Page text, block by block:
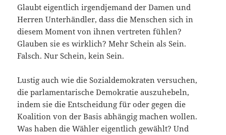
Glaubt eigentlich irgendjemand der Damen und
Herren Unterhändler, dass die Menschen sich in
diesem Moment von ihnen vertreten fühlen?
Glauben sie es wirklich? Mehr Schein als Sein.
Falsch. Nur Schein, kein Sein.
Lustig auch wie die Sozialdemokraten versuchen,
die parlamentarische Demokratie auszuhebeln,
indem sie die Entscheidung für oder gegen die
Koalition von der Basis abhängig machen wollen.
Was haben die Wähler eigentlich gewählt? Und